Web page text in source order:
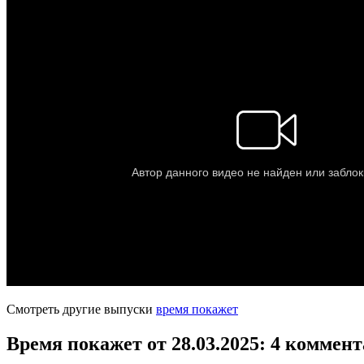
Смотреть другие выпуски время покажет
Время покажет от 28.03.2025: 4